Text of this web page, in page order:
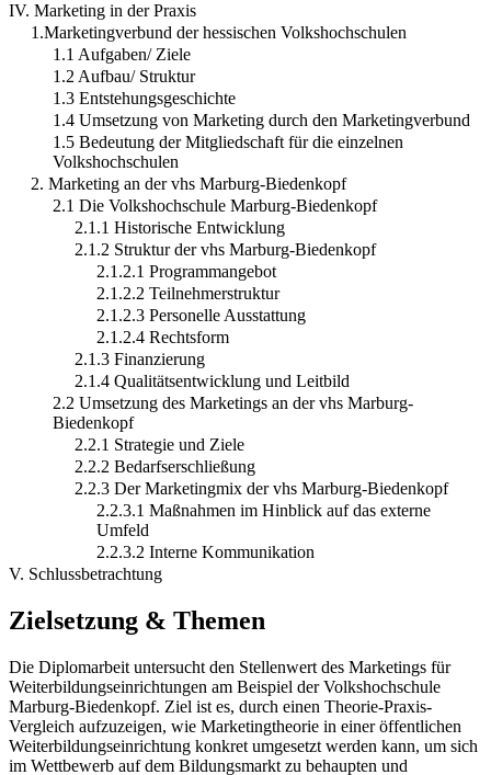
IV. Marketing in der Praxis
1.Marketingverbund der hessischen Volkshochschulen
1.1 Aufgaben/ Ziele
1.2 Aufbau/ Struktur
1.3 Entstehungsgeschichte
1.4 Umsetzung von Marketing durch den Marketingverbund
1.5 Bedeutung der Mitgliedschaft für die einzelnen
Volkshochschulen
2. Marketing an der vhs Marburg-Biedenkopf
2.1 Die Volkshochschule Marburg-Biedenkopf
2.1.1 Historische Entwicklung
2.1.2 Struktur der vhs Marburg-Biedenkopf
2.1.2.1 Programmangebot
2.1.2.2 Teilnehmerstruktur
2.1.2.3 Personelle Ausstattung
2.1.2.4 Rechtsform
2.1.3 Finanzierung
2.1.4 Qualitätsentwicklung und Leitbild
2.2 Umsetzung des Marketings an der vhs Marburg-
Biedenkopf
2.2.1 Strategie und Ziele
2.2.2 Bedarfserschließung
2.2.3 Der Marketingmix der vhs Marburg-Biedenkopf
2.2.3.1 Maßnahmen im Hinblick auf das externe
Umfeld
2.2.3.2 Interne Kommunikation
V. Schlussbetrachtung
Zielsetzung & Themen
Die Diplomarbeit untersucht den Stellenwert des Marketings für
Weiterbildungseinrichtungen am Beispiel der Volkshochschule
Marburg-Biedenkopf. Ziel ist es, durch einen Theorie-Praxis-
Vergleich aufzuzeigen, wie Marketingtheorie in einer öffentlichen
Weiterbildungseinrichtung konkret umgesetzt werden kann, um sich
im Wettbewerb auf dem Bildungsmarkt zu behaupten und